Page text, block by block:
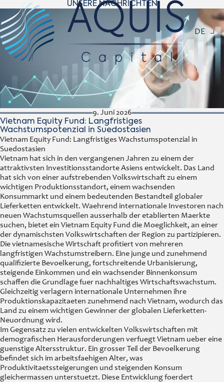
DE
UNSERE NACHRICHTEN
9. Juni 2026
Vietnam Equity Fund: Langfristiges
Wachstumspotenzial in Suedostasien
Vietnam Equity Fund: Langfristiges Wachstumspotenzial in
Suedostasien
Vietnam hat sich in den vergangenen Jahren zu einem der
attraktivsten Investitionsstandorte Asiens entwickelt. Das Land
hat sich von einer aufstrebenden Volkswirtschaft zu einem
wichtigen Produktionsstandort, einem wachsenden
Konsummarkt und einem bedeutenden Bestandteil globaler
Lieferketten entwickelt. Waehrend internationale Investoren nach
neuen Wachstumsquellen ausserhalb der etablierten Maerkte
suchen, bietet ein Vietnam Equity Fund die Moeglichkeit, an einer
der dynamischsten Volkswirtschaften der Region zu partizipieren.
Die vietnamesische Wirtschaft profitiert von mehreren
langfristigen Wachstumstreibern. Eine junge und zunehmend
qualifizierte Bevoelkerung, fortschreitende Urbanisierung,
steigende Einkommen und ein wachsender Binnenkonsum
schaffen die Grundlage fuer nachhaltiges Wirtschaftswachstum.
Gleichzeitig verlagern internationale Unternehmen ihre
Produktionskapazitaeten zunehmend nach Vietnam, wodurch das
Land zu einem wichtigen Gewinner der globalen Lieferketten-
Neuordnung wird.
Im Gegensatz zu vielen entwickelten Volkswirtschaften mit
demografischen Herausforderungen verfuegt Vietnam ueber eine
guenstige Altersstruktur. Ein grosser Teil der Bevoelkerung
befindet sich im arbeitsfaehigen Alter, was
Produktivitaetssteigerungen und steigenden Konsum
gleichermassen unterstuetzt. Diese Entwicklung foerdert